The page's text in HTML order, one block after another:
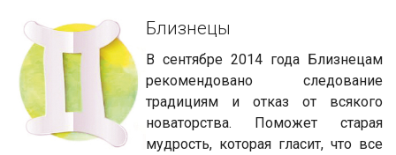
Близнецы
В сентябре 2014 года Близнецам
рекомендовано следование
традициям и отказ от всякого
новаторства. Поможет старая
мудрость, которая гласит, что все